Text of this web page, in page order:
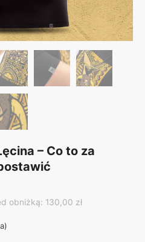
– Co to za
obniżką: 130,00 zł